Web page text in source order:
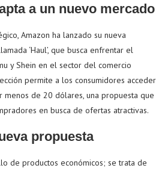
a un nuevo mercado
Amazon ha lanzado su nueva
‘Haul’, que busca enfrentar el
y Shein en el sector del comercio
permite a los consumidores acceder
menos de 20 dólares, una propuesta que
en busca de ofertas atractivas.
propuesta
de productos económicos; se trata de